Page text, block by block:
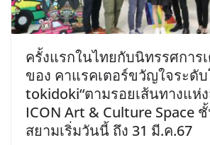
ครั้งแรกในไทยกับนิทรรศการ
ของ คาแรคเตอร์ขวัญใจระดั
tokidoki“ตามรอยเส้นทางแห่
ICON Art & Culture Space
สยามเริ่มวันนี้ ถึง 31 มี.ค.67